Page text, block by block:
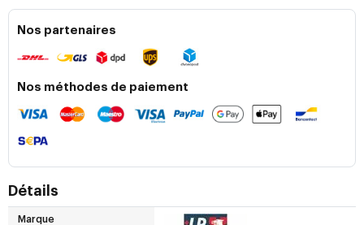
Nos partenaires
Nos méthodes de paiement
Détails
Marque